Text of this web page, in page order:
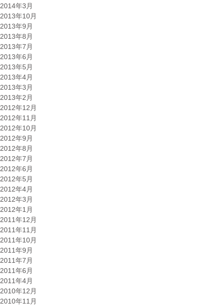
2014年3月
2013年10月
2013年9月
2013年8月
2013年7月
2013年6月
2013年5月
2013年4月
2013年3月
2013年2月
2012年12月
2012年11月
2012年10月
2012年9月
2012年8月
2012年7月
2012年6月
2012年5月
2012年4月
2012年3月
2012年1月
2011年12月
2011年11月
2011年10月
2011年9月
2011年7月
2011年6月
2011年4月
2010年12月
2010年11月